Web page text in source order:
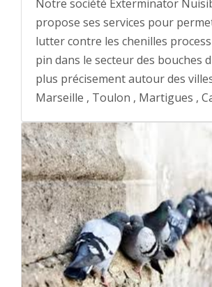
Notre société Exterminator
propose ses services pour
lutter contre les chenilles
pin dans le secteur des bouches
plus précisement autour des
Marseille , Toulon , Martigues ,